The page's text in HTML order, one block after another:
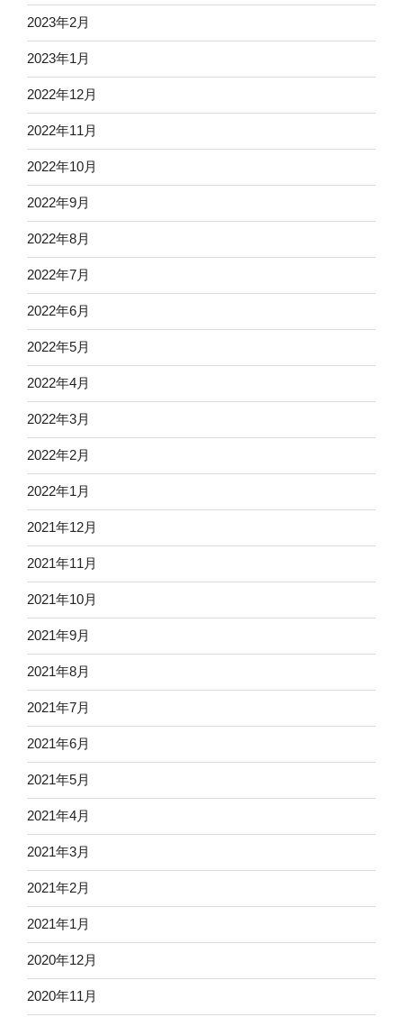
2023年2月
2023年1月
2022年12月
2022年11月
2022年10月
2022年9月
2022年8月
2022年7月
2022年6月
2022年5月
2022年4月
2022年3月
2022年2月
2022年1月
2021年12月
2021年11月
2021年10月
2021年9月
2021年8月
2021年7月
2021年6月
2021年5月
2021年4月
2021年3月
2021年2月
2021年1月
2020年12月
2020年11月